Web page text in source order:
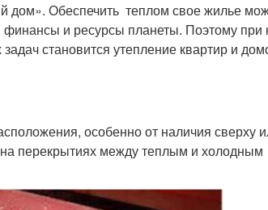
дом». Обеспечить теплом свое жилье
финансы и ресурсы планеты. Поэтому при
становится утепление квартир и
особенно от наличия сверху
перекрытиях между теплым и